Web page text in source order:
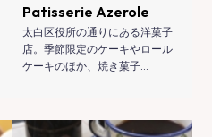
Patisserie Azerole
太白区役所の通りにある洋菓子
店。季節限定のケーキやロール
ケーキのほか、焼き菓子…